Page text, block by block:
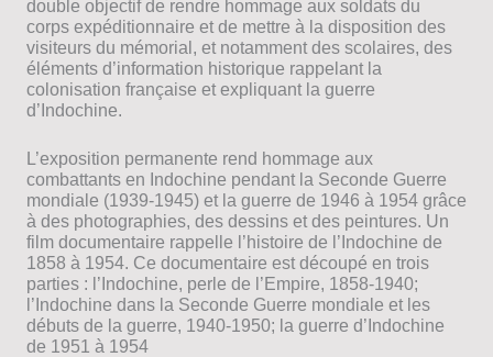
double objectif de rendre hommage aux soldats du
corps expéditionnaire et de mettre à la disposition des
visiteurs du mémorial, et notamment des scolaires, des
éléments d’information historique rappelant la
colonisation française et expliquant la guerre
d’Indochine.
L’exposition permanente rend hommage aux
combattants en Indochine pendant la Seconde Guerre
mondiale (1939-1945) et la guerre de 1946 à 1954 grâce
à des photographies, des dessins et des peintures. Un
film documentaire rappelle l’histoire de l’Indochine de
1858 à 1954. Ce documentaire est découpé en trois
parties : l’Indochine, perle de l’Empire, 1858-1940;
l’Indochine dans la Seconde Guerre mondiale et les
débuts de la guerre, 1940-1950; la guerre d’Indochine
de 1951 à 1954